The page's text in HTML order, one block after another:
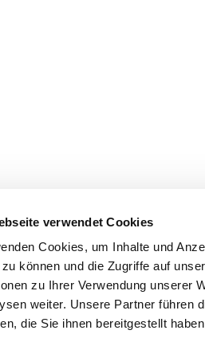
verwendet Cookies
Cookies, um Inhalte und
können und die Zugriffe auf
zu Ihrer Verwendung unserer
weiter. Unsere Partner führen
die Sie ihnen bereitgestellt